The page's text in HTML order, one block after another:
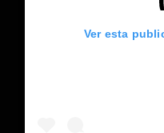
Ver esta